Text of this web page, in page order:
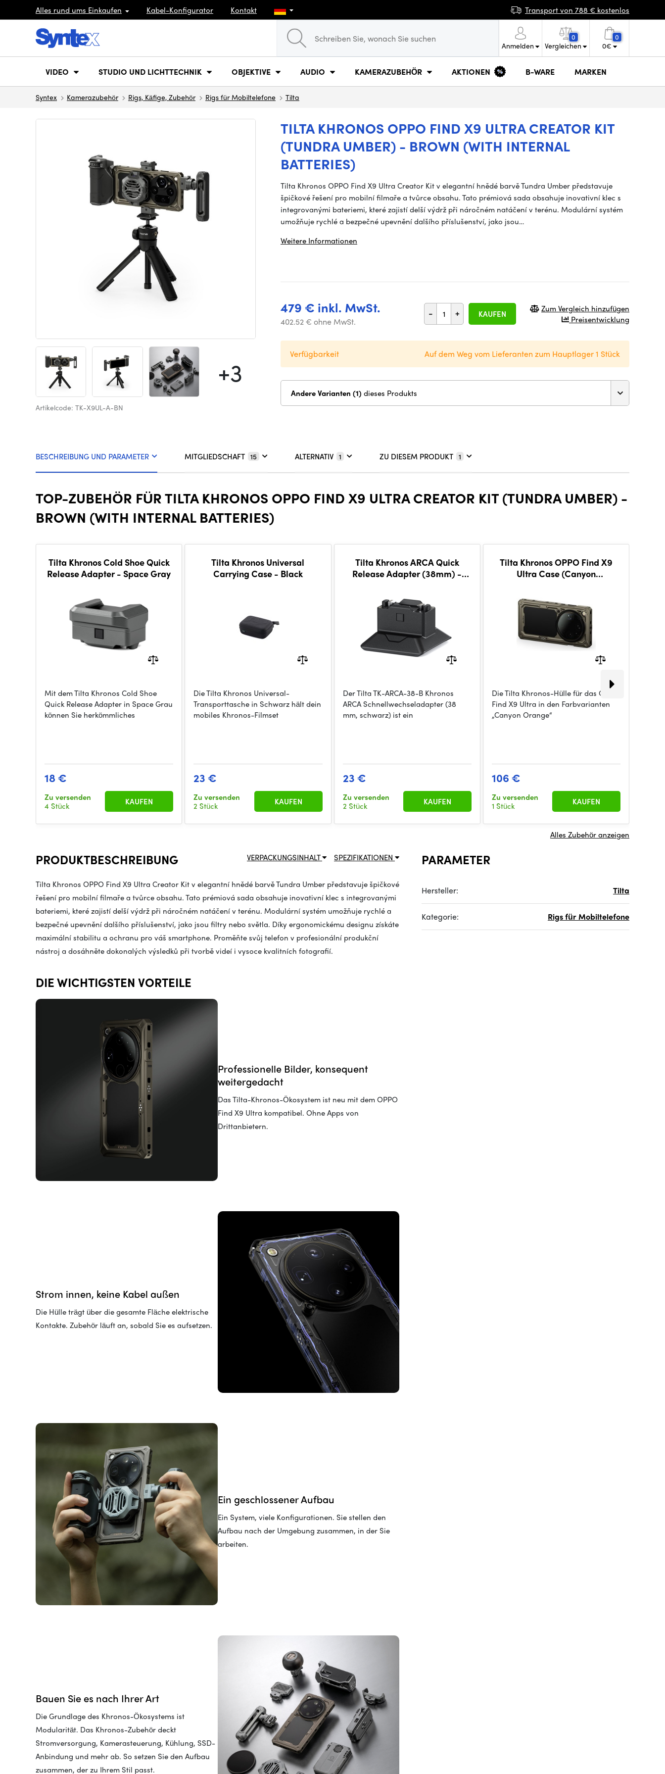
Alles rund ums Einkaufen Kabel-Konfigurator Kontakt Transport von 788 € kostenlos
Anmelden
0
Vergleichen
0
0€
VIDEO STUDIO UND LICHTTECHNIK OBJEKTIVE AUDIO KAMERAZUBEHÖR AKTIONEN B-WARE MARKEN
Syntex Kamerazubehör Rigs, Käfige, Zubehör Rigs für Mobiltelefone Tilta
TILTA KHRONOS OPPO FIND X9 ULTRA CREATOR KIT
(TUNDRA UMBER) - BROWN (WITH INTERNAL
BATTERIES)
+3
Artikelcode: TK-X9UL-A-BN
Tilta Khronos OPPO Find X9 Ultra Creator Kit v elegantní hnědé barvě Tundra Umber představuje
špičkové řešení pro mobilní filmaře a tvůrce obsahu. Tato prémiová sada obsahuje inovativní klec s
integrovanými bateriemi, které zajistí delší výdrž při náročném natáčení v terénu. Modulární systém
umožňuje rychlé a bezpečné upevnění dalšího příslušenství, jako jsou…
Weitere Informationen
479 € inkl. MwSt.
402.52 € ohne MwSt.
- + KAUFEN
Zum Vergleich hinzufügen
Preisentwicklung
Verfügbarkeit Auf dem Weg vom Lieferanten zum Hauptlager 1 Stück
Andere Varianten (1) dieses Produkts
BESCHREIBUNG UND PARAMETER MITGLIEDSCHAFT 15 ALTERNATIV 1 ZU DIESEM PRODUKT 1
TOP-ZUBEHÖR FÜR TILTA KHRONOS OPPO FIND X9 ULTRA CREATOR KIT (TUNDRA UMBER) -
BROWN (WITH INTERNAL BATTERIES)
Tilta Khronos Cold Shoe Quick
Release Adapter - Space Gray
Mit dem Tilta Khronos Cold Shoe
Quick Release Adapter in Space Grau
können Sie herkömmliches
18 €
Zu versenden
4 Stück
KAUFEN
Tilta Khronos Universal
Carrying Case - Black
Die Tilta Khronos Universal-
Transporttasche in Schwarz hält dein
mobiles Khronos-Filmset
23 €
Zu versenden
2 Stück
KAUFEN
Tilta Khronos ARCA Quick
Release Adapter (38mm) -
Der Tilta TK-ARCA-38-B Khronos
ARCA Schnellwechseladapter (38
mm, schwarz) ist ein
23 €
Zu versenden
2 Stück
KAUFEN
Tilta Khronos OPPO Find X9
Ultra Case (Canyon
Die Tilta Khronos-Hülle für das OPPO
Find X9 Ultra in den Farbvarianten
„Canyon Orange“
106 €
Zu versenden
1 Stück
KAUFEN
Alles Zubehör anzeigen
SPEZIFIKATIONEN
VERPACKUNGSINHALT
PRODUKTBESCHREIBUNG
Tilta Khronos OPPO Find X9 Ultra Creator Kit v elegantní hnědé barvě Tundra Umber představuje špičkové
řešení pro mobilní filmaře a tvůrce obsahu. Tato prémiová sada obsahuje inovativní klec s integrovanými
bateriemi, které zajistí delší výdrž při náročném natáčení v terénu. Modulární systém umožňuje rychlé a
bezpečné upevnění dalšího příslušenství, jako jsou filtry nebo světla. Díky ergonomickému designu získáte
maximální stabilitu a ochranu pro váš smartphone. Proměňte svůj telefon v profesionální produkční
nástroj a dosáhněte dokonalých výsledků při tvorbě videí i vysoce kvalitních fotografií.
DIE WICHTIGSTEN VORTEILE
Professionelle Bilder, konsequent
weitergedacht
Das Tilta-Khronos-Ökosystem ist neu mit dem OPPO
Find X9 Ultra kompatibel. Ohne Apps von
Drittanbietern.
Strom innen, keine Kabel außen
Die Hülle trägt über die gesamte Fläche elektrische
Kontakte. Zubehör läuft an, sobald Sie es aufsetzen.
Ein geschlossener Aufbau
Ein System, viele Konfigurationen. Sie stellen den
Aufbau nach der Umgebung zusammen, in der Sie
arbeiten.
Bauen Sie es nach Ihrer Art
Die Grundlage des Khronos-Ökosystems ist
Modularität. Das Khronos-Zubehör deckt
Stromversorgung, Kamerasteuerung, Kühlung, SSD-
Anbindung und mehr ab. So setzen Sie den Aufbau
zusammen, der zu Ihrem Stil passt.
PARAMETER
Hersteller: Tilta
Kategorie: Rigs für Mobiltelefone